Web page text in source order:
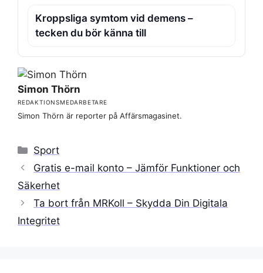
Kroppsliga symtom vid demens –
tecken du bör känna till
Simon Thörn
REDAKTIONSMEDARBETARE
Simon Thörn är reporter på Affärsmagasinet.
Kategorier
Sport
Gratis e-mail konto – Jämför Funktioner och
Säkerhet
Ta bort från MRKoll – Skydda Din Digitala
Integritet